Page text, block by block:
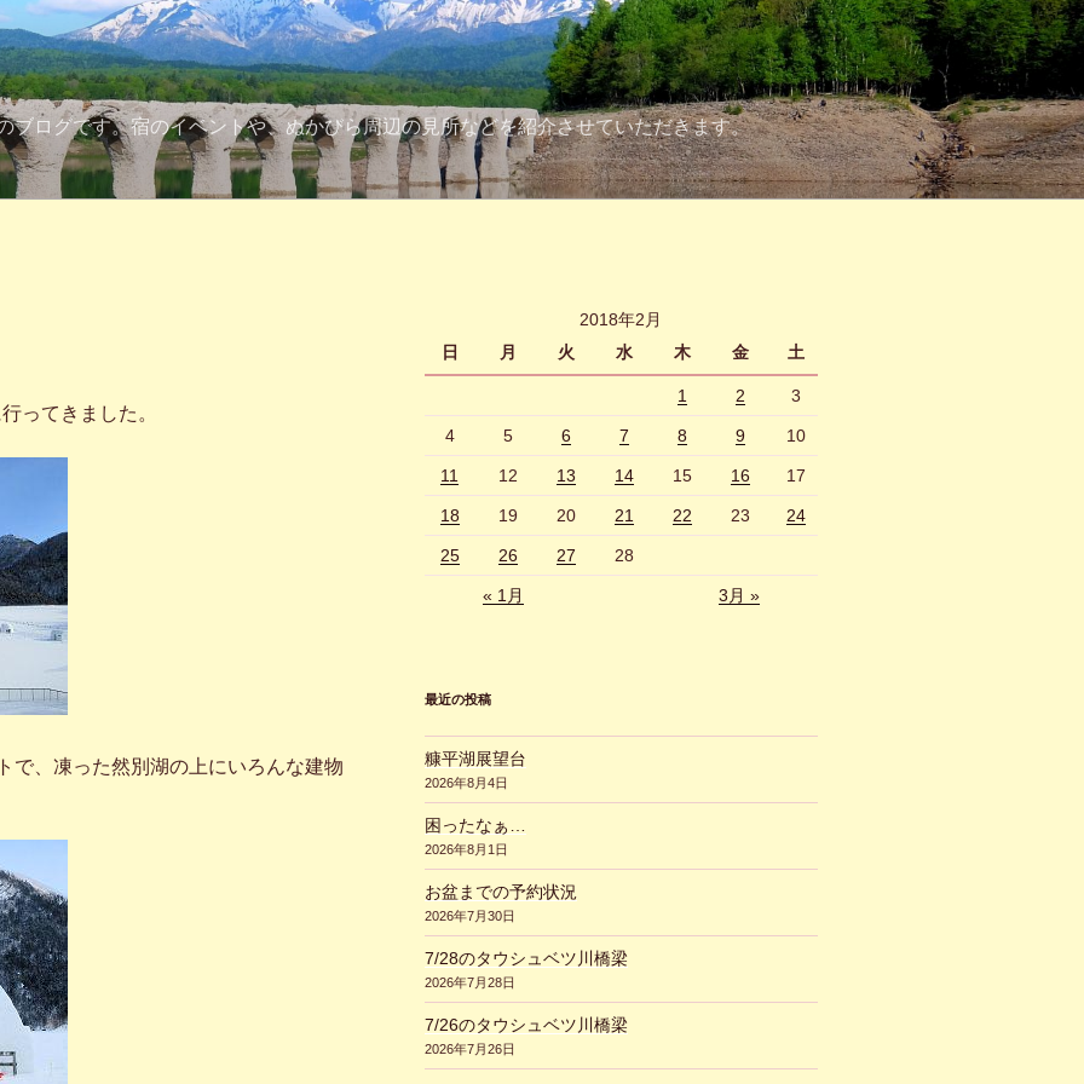
ブログです。宿のイベントや、ぬかびら周辺の見所などを紹介させていただきます。
ってきました。
、凍った然別湖の上にいろんな建物
2018年2月
日
月 火 水 木 金 土
1 2 3
4 5 6 7 8 9 10
11 12 13 14 15 16 17
18 19 20 21 22 23 24
25 26 27 28
« 1月 3月 »
最近の投稿
糠平湖展望台
2026年8月4日
困ったなぁ…
2026年8月1日
お盆までの予約状況
2026年7月30日
7/28のタウシュベツ川橋梁
2026年7月28日
7/26のタウシュベツ川橋梁
2026年7月26日